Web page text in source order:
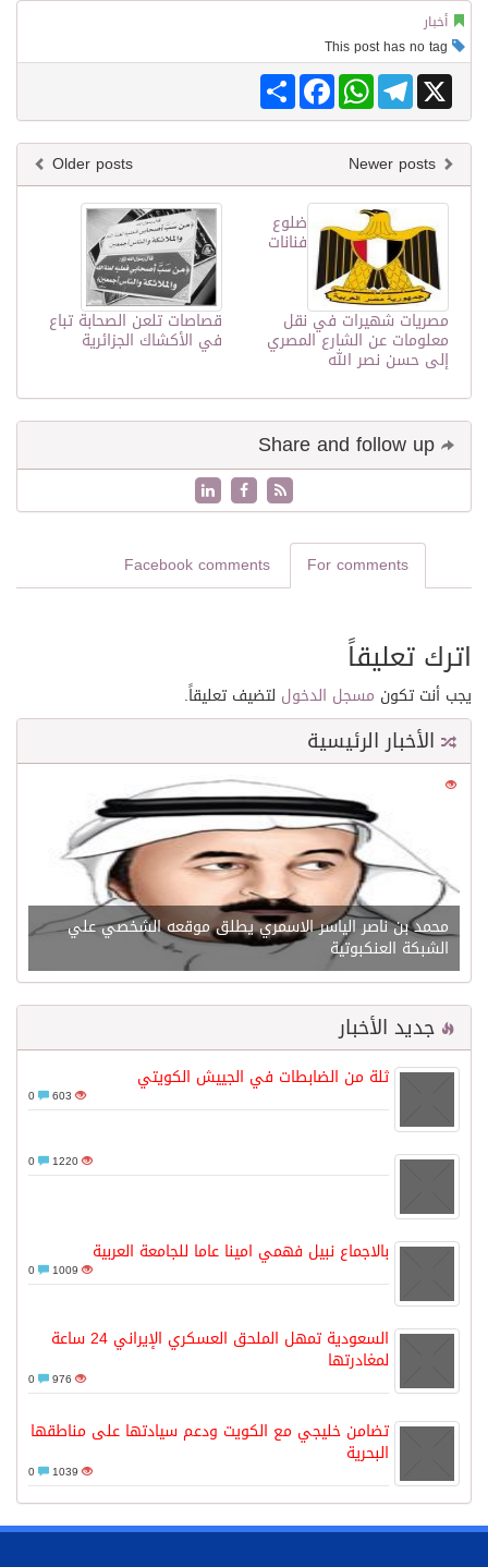
أخبار
Share
FacebookWhatsAppTelegram X
Older posts
قصاصات تلعن الصحابة تباع
في الأكشاك الجزائرية
ضلوع
فنانات
مصريات شهيرات في نقل
معلومات عن الشارع المصري
إلى حسن نصر الله
For comments
Facebook comments
اترك تعليقاً
يجب أنت تكون مسجل الدخول لتضيف تعليقاً.
الأخبار الرئيسية
21581
محمد بن ناصر الياسر الاسمري يطلق موقعه الشخصي علي
الشبكة العنكبوتية
جديد الأخبار
ثلة من الضابطات في الجييش الكويتي
603
1220
بالاجماع نبيل فهمي امينا عاما للجامعة العربية
1009
السعودية تمهل الملحق العسكري الإيراني 24 ساعة
لمغادرتها
976
تضامن خليجي مع الكويت ودعم سيادتها على مناطقها
البحرية
1039